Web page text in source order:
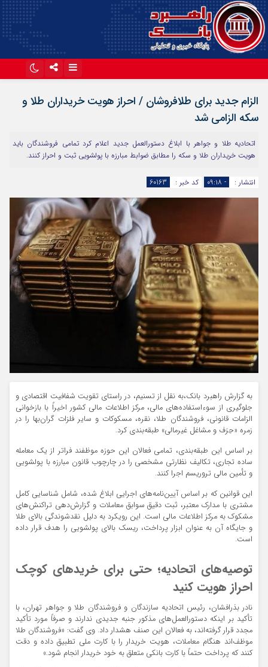
آپارات
الزام جدید برای طلافروشان / احراز هویت خریداران طلا و
سکه الزامی شد
اتحادیه طلا و جواهر با ابلاغ دستورالعمل جدید اعلام کرد تمامی فروشندگان باید
هویت خریداران طلا و سکه را مطابق ضوابط مبارزه با پولشویی ثبت و احراز کنند.
انتشار : - ۰۹:۱۸ کد خبر : 60163
به گزارش راهبرد بانک،به نقل از تسنیم، در راستای تقویت شفافیت اقتصادی و
جلوگیری از سوءاستفاده‌های مالی، مرکز اطلاعات مالی کشور اخیراً با بازخوانی
الزامات قانونی، فروشندگان طلا، نقره، مسکوکات و سایر فلزات گران‌بها را در
زمره «حِرَف و مشاغل غیرمالی» طبقه‌بندی کرد.
بر اساس این طبقه‌بندی، تمامی فعالان این حوزه موظفند فراتر از یک معامله
ساده تجاری، تکالیف نظارتی مشخصی را در چارچوب قانون مبارزه با پولشویی
و تأمین مالی تروریسم اجرا کنند.
این قوانین که بر اساس آیین‌نامه‌های اجرایی ابلاغ شده، شامل شناسایی کامل
مشتری با مدارک معتبر، ثبت دقیق سوابق معاملات و گزارش‌دهی تراکنش‌های
مشکوک به مرکز اطلاعات مالی است. این رویکرد به دلیل نقدشوندگی بالای طلا
و جایگاه آن به عنوان ابزار پرداخت، ریسک بالای پولشویی را هدف قرار داده
است.
توصیه‌های اتحادیه؛ حتی برای خریدهای کوچک
احراز هویت کنید
نادر بذرافشان، رئیس اتحادیه سازندگان و فروشندگان طلا و جواهر تهران، با
تأکید بر اینکه دستورالعمل‌های مذکور جنبه جدیدی ندارند و صرفاً مورد تأکید
مجدد قرار گرفته‌اند، به فعالان این صنف هشدار داد. وی گفت: «فروشندگان طلا
موظف‌اند هنگام معاملات، هویت خریدار را با کارت ملی تطبیق داده و دقت
کنند که پرداخت حتماً با کارت بانکی متعلق به خود خریدار انجام شود.»